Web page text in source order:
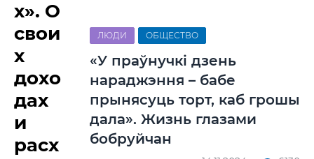
х». О
свои
х
дохо
дах
и
расх
ЛЮДИ ОБЩЕСТВО
«У праўнучкі дзень
нараджэння – бабе
прынясуць торт, каб грошы
дала». Жизнь глазами
бобруйчан